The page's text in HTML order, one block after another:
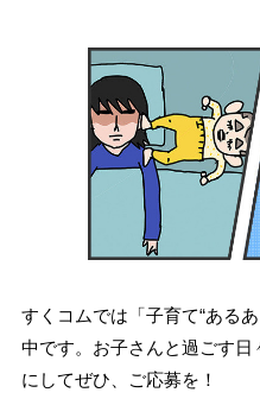
すくコムでは「子育て“ある
中です。お子さんと過ごす
にしてぜひ、ご応募を！